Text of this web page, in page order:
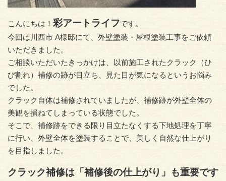
こんにちは！ 彩アートライフです。
今回は川西市 A様邸にて、外壁塗装・屋根塗装工事をご依頼
いただきました。
ご相談いただいたきっかけは、以前施工されたクラック（ひ
び割れ）補修の跡が目立ち、見た目が気になるというお悩み
でした。
クラック自体は補修されていましたが、補修跡が外壁全体の
美観を損ねてしまっている状態でした。
そこで、補修跡をできる限り目立たなくする下地処理を丁寧
に行い、外壁全体を塗装することで、美しく自然な仕上がり
を目指しました。
クラック補修は「補修後の仕上がり」も重要です